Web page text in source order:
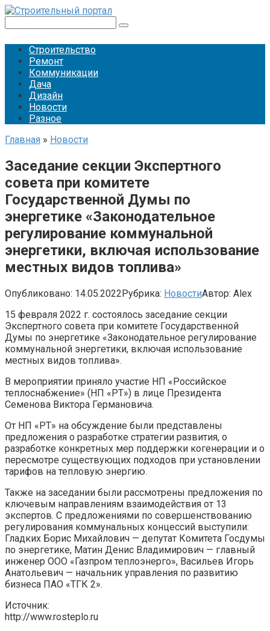
Перейти
контенту
Строительство
Ремонт
Коммуникации
Дача
Дизайн
Новости
Разное
Главная » Новости
Заседание секции Экспертного
совета при комитете
Государственной Думы по
энергетике «Законодательное
регулирование коммунальной
энергетики, включая использование
местных видов топлива»
Опубликовано: 14.05.2022Рубрика: НовостиАвтор: Alex
15 февраля 2022 г. состоялось заседание секции
Экспертного совета при комитете Государственной
Думы по энергетике «Законодательное регулирование
коммунальной энергетики, включая использование
местных видов топлива».
В мероприятии приняло участие НП «Российское
теплоснабжение» (НП «РТ») в лице Президента
Семенова Виктора Германовича.
От НП «РТ» на обсуждение были представлены
предложения о разработке стратегии развития, о
разработке конкретных мер поддержки когенерации и о
пересмотре существующих подходов при установлении
тарифов на тепловую энергию.
Также на заседании были рассмотрены предложения по
ключевым направлениям взаимодействия от 13
экспертов. С предложениями по совершенствованию
регулирования коммунальных концессий выступили:
Гладких Борис Михайлович — депутат Комитета Госдумы
по энергетике, Матин Денис Владимирович — главный
инженер ООО «Газпром теплоэнерго», Васильев Игорь
Анатольевич — начальник управления по развитию
бизнеса ПАО «ТГК 2».
Источник:
http://www.rosteplo.ru